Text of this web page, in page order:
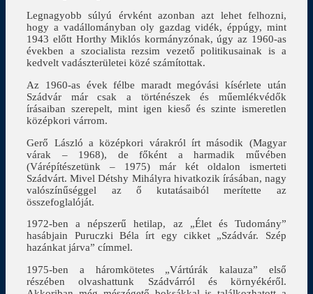
Legnagyobb súlyú érvként azonban azt lehet felhozni,
hogy a vadállományban oly gazdag vidék, éppúgy, mint
1943 előtt Horthy Miklós kormányzónak, úgy az 1960-as
években a szocialista rezsim vezető politikusainak is a
kedvelt vadászterületei közé számítottak.
Az 1960-as évek félbe maradt megóvási kísérlete után
Szádvár már csak a történészek és műemlékvédők
írásaiban szerepelt, mint igen kieső és szinte ismeretlen
középkori várrom.
Gerő László a középkori várakról írt második (Magyar
várak – 1968), de főként a harmadik művében
(Várépítészetünk – 1975) már két oldalon ismerteti
Szádvárt. Mivel Détshy Mihályra hivatkozik írásában, nagy
valószínűséggel az ő kutatásaiból merítette az
összefoglalóját.
1972-ben a népszerű hetilap, az „Élet és Tudomány”
hasábjain Puruczki Béla írt egy cikket „Szádvár. Szép
hazánkat járva” címmel.
1975-ben a háromkötetes „Vártúrák kalauza” első
részében olvashattunk Szádvárról és környékéről.